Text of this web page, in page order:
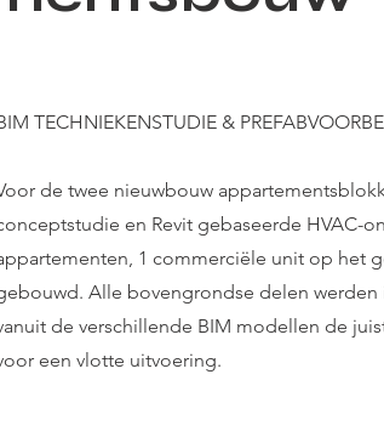
TECHNIEKENSTUDIE &
de twee nieuwbouw
en Revit gebaseerde HVAC-
1 commerciële unit op het
Alle bovengrondse delen
de verschillende BIM modellen de
een vlotte uitvoering.